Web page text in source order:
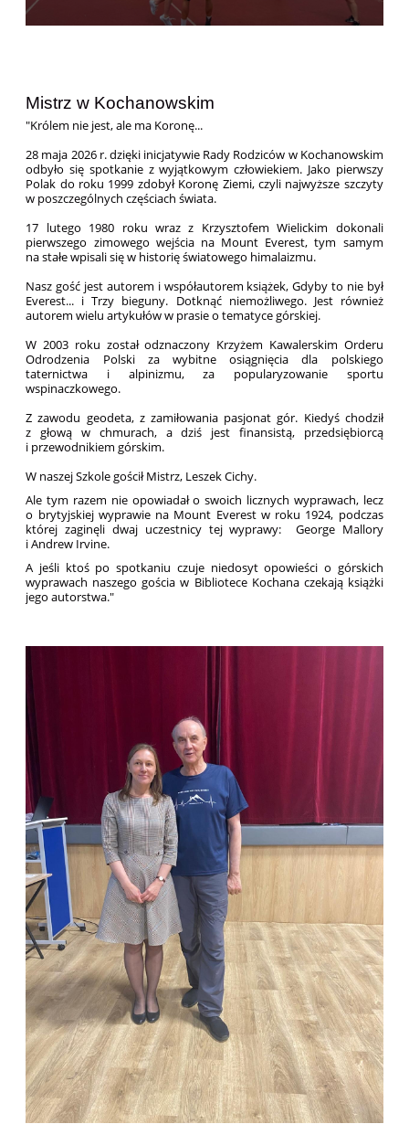
Mistrz w Kochanowskim
"Królem nie jest, ale ma Koronę...
28 maja 2026 r. dzięki inicjatywie Rady Rodziców w Kochanowskim
odbyło się spotkanie z wyjątkowym człowiekiem. Jako pierwszy
Polak do roku 1999 zdobył Koronę Ziemi, czyli najwyższe szczyty
w poszczególnych częściach świata.
17 lutego 1980 roku wraz z Krzysztofem Wielickim dokonali
pierwszego zimowego wejścia na Mount Everest, tym samym
na stałe wpisali się w historię światowego himalaizmu.
Nasz gość jest autorem i współautorem książek, Gdyby to nie był
Everest... i Trzy bieguny. Dotknąć niemożliwego. Jest również
autorem wielu artykułów w prasie o tematyce górskiej.
W 2003 roku został odznaczony Krzyżem Kawalerskim Orderu
Odrodzenia Polski za wybitne osiągnięcia dla polskiego
taternictwa i alpinizmu, za popularyzowanie sportu
wspinaczkowego.
Z zawodu geodeta, z zamiłowania pasjonat gór. Kiedyś chodził
z głową w chmurach, a dziś jest finansistą, przedsiębiorcą
i przewodnikiem górskim.
W naszej Szkole gościł Mistrz, Leszek Cichy.
Ale tym razem nie opowiadał o swoich licznych wyprawach, lecz
o brytyjskiej wyprawie na Mount Everest w roku 1924, podczas
której zaginęli dwaj uczestnicy tej wyprawy: George Mallory
i Andrew Irvine.
A jeśli ktoś po spotkaniu czuje niedosyt opowieści o górskich
wyprawach naszego gościa w Bibliotece Kochana czekają książki
jego autorstwa."